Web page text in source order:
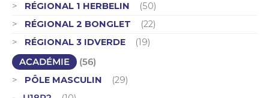
RÉGIONAL 1 HERBELIN
(50)
RÉGIONAL 2 BONGLET
(22)
RÉGIONAL 3 IDVERDE
(19)
ACADÉMIE
(56)
PÔLE MASCULIN
(29)